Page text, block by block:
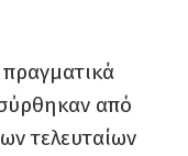
από
τελευταίων